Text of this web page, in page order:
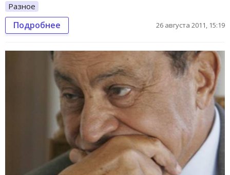
Разное
Подробнее 26 августа 2011, 15:19